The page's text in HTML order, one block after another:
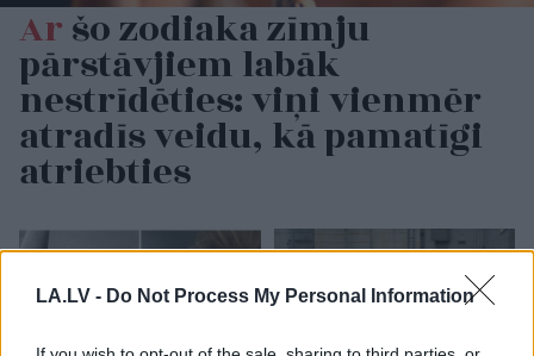
LA.LV - Do Not Process My Personal Information
Aršo zodiaka zīmju
pārstāvjiem labāk
nestrīdēties: viņi vienmēr
atradīs veidu, kā pamatīgi
atriebties